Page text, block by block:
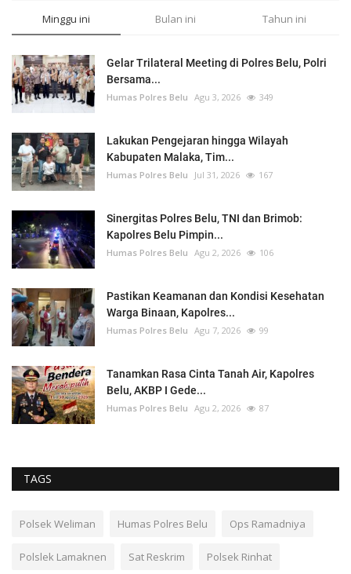
Minggu ini Bulan ini Tahun ini
Gelar Trilateral Meeting di Polres Belu, Polri
Bersama...
Humas Polres Belu Agu 3, 2026 349
Lakukan Pengejaran hingga Wilayah
Kabupaten Malaka, Tim...
Humas Polres Belu Jul 31, 2026 167
Sinergitas Polres Belu, TNI dan Brimob:
Kapolres Belu Pimpin...
Humas Polres Belu Agu 2, 2026 106
Pastikan Keamanan dan Kondisi Kesehatan
Warga Binaan, Kapolres...
Humas Polres Belu Agu 7, 2026 99
Tanamkan Rasa Cinta Tanah Air, Kapolres
Belu, AKBP I Gede...
Humas Polres Belu Agu 2, 2026 87
TAGS
Polsek Weliman Humas Polres Belu Ops Ramadniya
Polslek Lamaknen Sat Reskrim Polsek Rinhat